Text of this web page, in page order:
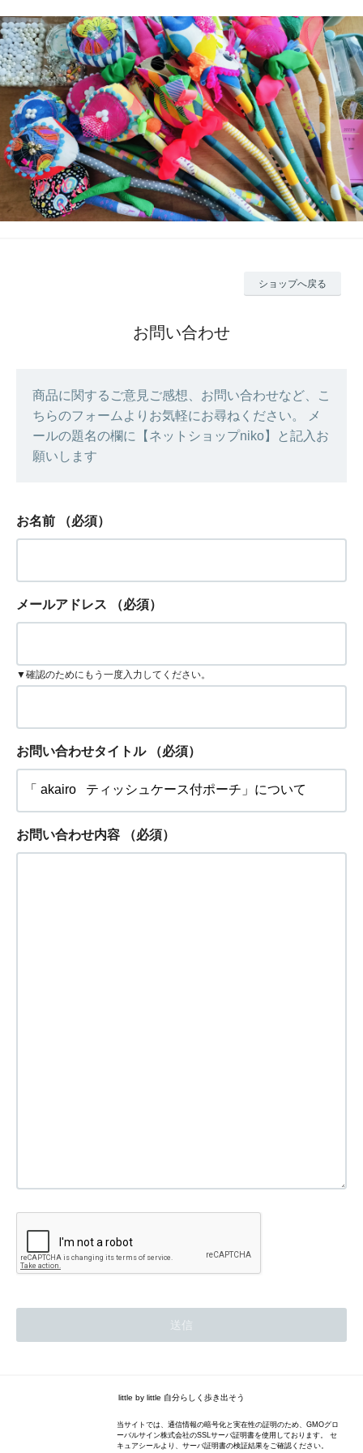
ショップへ戻る
お問い合わせ
商品に関するご意見ご感想、お問い合わせなど、こ
ちらのフォームよりお気軽にお尋ねください。 メ
ールの題名の欄に【ネットショップniko】と記入お
願いします
お名前 （必須）
メールアドレス （必須）
▼確認のためにもう一度入力してください。
お問い合わせタイトル （必須）
お問い合わせ内容 （必須）
little by little 自分らしく歩き出そう
当サイトでは、通信情報の暗号化と実在性の証明のため、GMOグロ
ーバルサイン株式会社のSSLサーバ証明書を使用しております。 セ
キュアシールより、サーバ証明書の検証結果をご確認ください。